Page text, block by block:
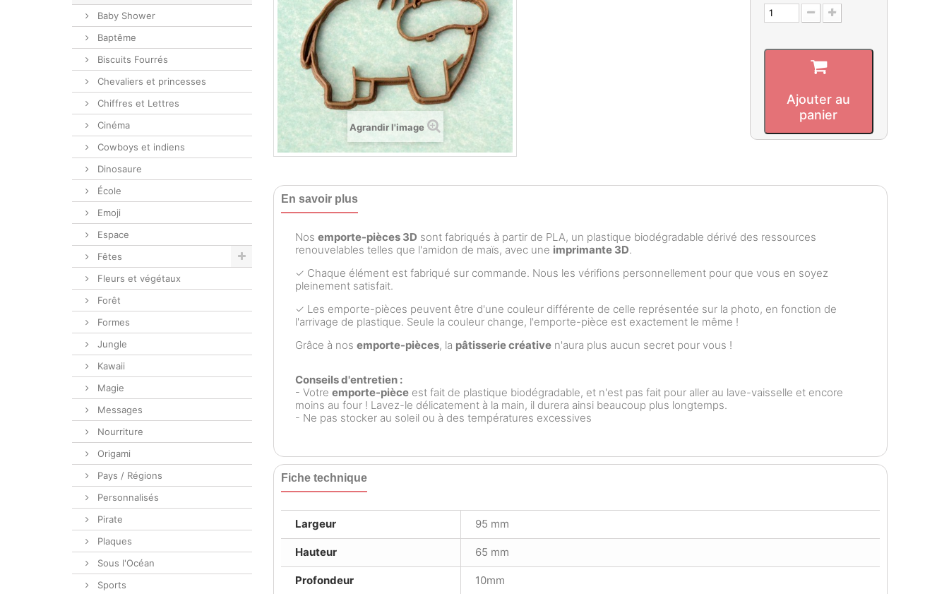
Agrandir l'image
Ajouter au
panier
En savoir plus
Nos emporte-pièces 3D sont fabriqués à partir de PLA, un plastique biodégradable dérivé des ressources
renouvelables telles que l'amidon de maïs, avec une imprimante 3D.
✓ Chaque élément est fabriqué sur commande. Nous les vérifions personnellement pour que vous en soyez
pleinement satisfait.
✓ Les emporte-pièces peuvent être d'une couleur différente de celle représentée sur la photo, en fonction de
l'arrivage de plastique. Seule la couleur change, l'emporte-pièce est exactement le même !
Grâce à nos emporte-pièces, la pâtisserie créative n'aura plus aucun secret pour vous !
Conseils d'entretien :
- Votre emporte-pièce est fait de plastique biodégradable, et n'est pas fait pour aller au lave-vaisselle et encore
moins au four ! Lavez-le délicatement à la main, il durera ainsi beaucoup plus longtemps.
- Ne pas stocker au soleil ou à des températures excessives
Fiche technique
Largeur 95 mm
Hauteur 65 mm
Profondeur 10mm
Baby Shower
Baptême
Biscuits Fourrés
Chevaliers et princesses
Chiffres et Lettres
Cinéma
Cowboys et indiens
Dinosaure
École
Emoji
Espace
Fêtes
Fleurs et végétaux
Forêt
Formes
Jungle
Kawaii
Magie
Messages
Nourriture
Origami
Pays / Régions
Personnalisés
Pirate
Plaques
Sous l'Océan
Sports